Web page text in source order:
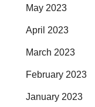
May 2023
April 2023
March 2023
February 2023
January 2023